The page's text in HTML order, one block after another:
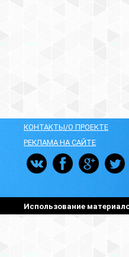
КОНТАКТЫ/О ПРОЕКТЕ
РЕКЛАМА НА САЙТЕ
Использование